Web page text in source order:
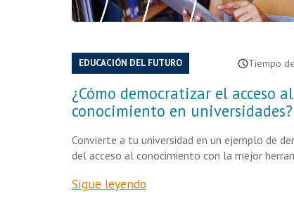
EDUCACIÓN DEL FUTURO Tiempo
¿Cómo democratizar el acceso al
conocimiento en universidades?
Convierte a tu universidad en un ejemplo de
del acceso al conocimiento con la mejor
Sigue leyendo